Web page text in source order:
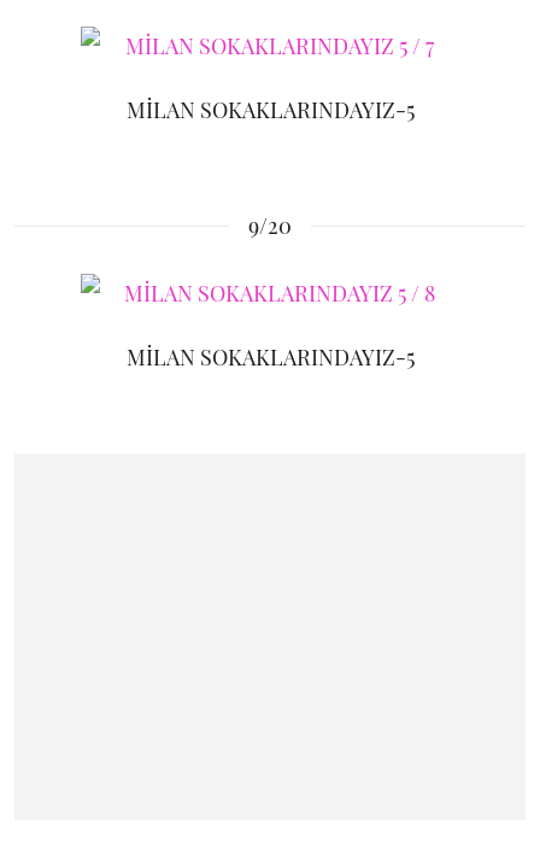
MİLAN SOKAKLARINDAYIZ-5
9/20
MİLAN SOKAKLARINDAYIZ-5